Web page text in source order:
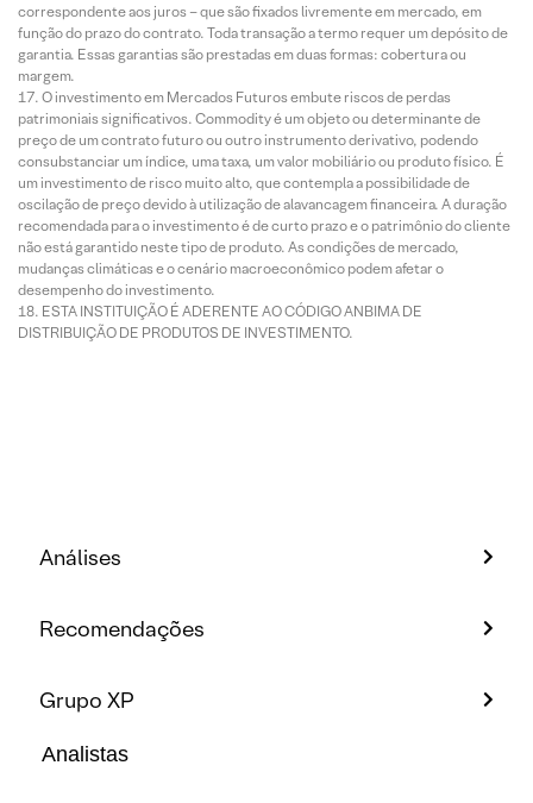
correspondente aos juros – que são fixados livremente em mercado, em
função do prazo do contrato. Toda transação a termo requer um depósito de
garantia. Essas garantias são prestadas em duas formas: cobertura ou
margem.
O investimento em Mercados Futuros embute riscos de perdas
patrimoniais significativos. Commodity é um objeto ou determinante de
preço de um contrato futuro ou outro instrumento derivativo, podendo
consubstanciar um índice, uma taxa, um valor mobiliário ou produto físico. É
um investimento de risco muito alto, que contempla a possibilidade de
oscilação de preço devido à utilização de alavancagem financeira. A duração
recomendada para o investimento é de curto prazo e o patrimônio do cliente
não está garantido neste tipo de produto. As condições de mercado,
mudanças climáticas e o cenário macroeconômico podem afetar o
desempenho do investimento.
ESTA INSTITUIÇÃO É ADERENTE AO CÓDIGO ANBIMA DE
DISTRIBUIÇÃO DE PRODUTOS DE INVESTIMENTO.
Análises
Recomendações
Grupo XP
Analistas